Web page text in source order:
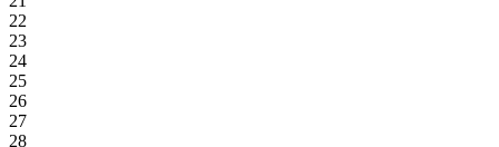
22
23
24
25
26
27
28